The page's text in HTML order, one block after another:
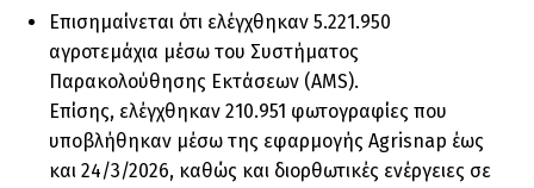
Επισημαίνεται ότι ελέγχθηκαν 5.221.950
αγροτεμάχια μέσω του Συστήματος
Παρακολούθησης Εκτάσεων (AMS).
Επίσης, ελέγχθηκαν 210.951 φωτογραφίες που
υποβλήθηκαν μέσω της εφαρμογής Agrisnap έως
και 24/3/2026, καθώς και διορθωτικές ενέργειες σε